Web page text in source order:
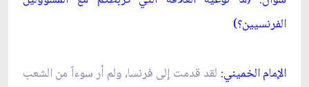
الفرنسيين؟)
الإمام الخميني: لقد قدمت إلى فرنسا، ولم أر سوءاً من الشعب